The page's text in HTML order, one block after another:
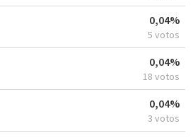
0,04%
5 votos
0,04%
18 votos
0,04%
3 votos